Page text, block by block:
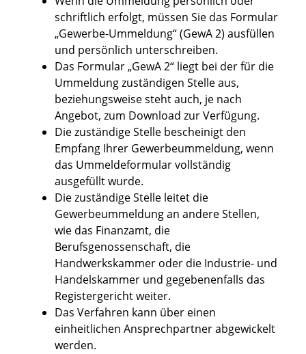
schriftlich erfolgt, müssen Sie das Formular
„Gewerbe-Ummeldung“ (GewA 2) ausfüllen
und persönlich unterschreiben.
Das Formular „GewA 2“ liegt bei der für die
Ummeldung zuständigen Stelle aus,
beziehungsweise steht auch, je nach
Angebot, zum Download zur Verfügung.
Die zuständige Stelle bescheinigt den
Empfang Ihrer Gewerbeummeldung, wenn
das Ummeldeformular vollständig
ausgefüllt wurde.
Die zuständige Stelle leitet die
Gewerbeummeldung an andere Stellen,
wie das Finanzamt, die
Berufsgenossenschaft, die
Handwerkskammer oder die Industrie- und
Handelskammer und gegebenenfalls das
Registergericht weiter.
Das Verfahren kann über einen
einheitlichen Ansprechpartner abgewickelt
werden.